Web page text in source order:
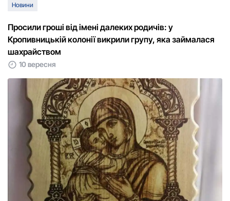
Новини
Просили гроші від імені далеких родичів: у
Кропивницькій колонії викрили групу, яка займалася
шахрайством
10 вересня